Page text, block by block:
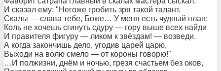
И сказал ему: "Негоже гробить зря такой талант.
Скалы — слава тебе, Боже… У меня есть чудный план:
Коль не хочешь сгинуть сдуру — гору выше всех найди
И правителя фигуру — ликом к звёздам! — возведи.
А когда закончишь дело, угодив царей царю,
Выходи на волю смело — от короны говорю!"
…И полжизни, днём и ночью, грезя счастьем без оков,